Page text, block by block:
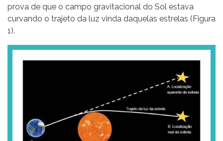
prova de que o campo gravitacional do Sol estava
curvando o trajeto da luz vinda daquelas estrelas (Figura
1).